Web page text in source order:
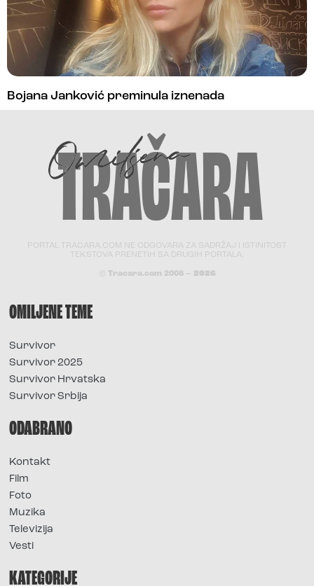
Bojana Janković preminula iznenada
PORTAL TRACARA.COM NE ODGOVARA ZA SADRŽAJ I ISTINITOST
TEKSTOVA PRENETIH SA DRUGIH PORTALA.
© Tracara.com 2008 – 2026
OMILJENE TEME
Survivor
Survivor 2025
Survivor Hrvatska
Survivor Srbija
ODABRANO
Kontakt
Film
Foto
Muzika
Televizija
Vesti
KATEGORIJE